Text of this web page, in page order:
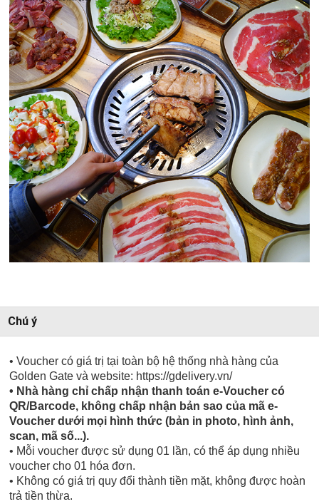
Chú ý
• Voucher có giá trị tại toàn bộ hệ thống nhà hàng của
Golden Gate và website: https://gdelivery.vn/
• Nhà hàng chỉ chấp nhận thanh toán e-Voucher có
QR/Barcode, không chấp nhận bản sao của mã e-
Voucher dưới mọi hình thức (bản in photo, hình ảnh,
scan, mã số...).
• Mỗi voucher được sử dụng 01 lần, có thể áp dụng nhiều
voucher cho 01 hóa đơn.
• Không có giá trị quy đổi thành tiền mặt, không được hoàn
trả tiền thừa.